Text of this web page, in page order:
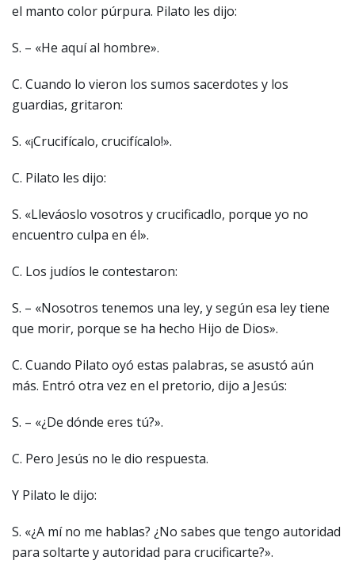
el manto color púrpura. Pilato les dijo:
S. – «He aquí al hombre».
C. Cuando lo vieron los sumos sacerdotes y los
guardias, gritaron:
S. «¡Crucifícalo, crucifícalo!».
C. Pilato les dijo:
S. «Lleváoslo vosotros y crucificadlo, porque yo no
encuentro culpa en él».
C. Los judíos le contestaron:
S. – «Nosotros tenemos una ley, y según esa ley tiene
que morir, porque se ha hecho Hijo de Dios».
C. Cuando Pilato oyó estas palabras, se asustó aún
más. Entró otra vez en el pretorio, dijo a Jesús:
S. – «¿De dónde eres tú?».
C. Pero Jesús no le dio respuesta.
Y Pilato le dijo:
S. «¿A mí no me hablas? ¿No sabes que tengo autoridad
para soltarte y autoridad para crucificarte?».